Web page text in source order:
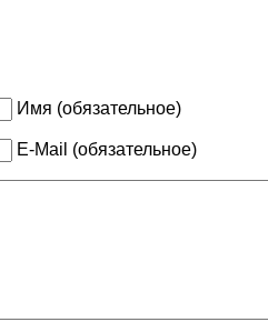
Имя (обязательное)
E-Mail (обязательное)